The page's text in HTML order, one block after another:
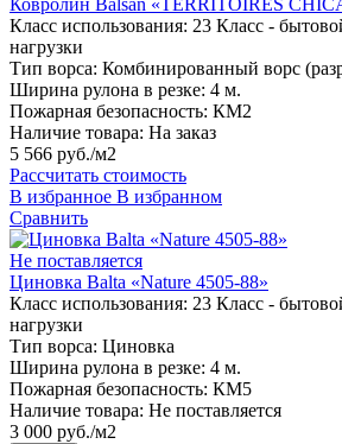
Ковролин Balsan «TERRITOIRES
Класс использования: 23 Класс -
нагрузки
Тип ворса: Комбинированный ворс
Ширина рулона в резке: 4 м.
Пожарная безопасность: КМ2
Наличие товара: На заказ
5 566 руб./м2
Рассчитать стоимость
В избранное В избранном
Сравнить
Не поставляется
Циновка Balta «Nature 4505-88»
Класс использования: 23 Класс -
нагрузки
Тип ворса: Циновка
Ширина рулона в резке: 4 м.
Пожарная безопасность: КМ5
Наличие товара: Не поставляется
3 000 руб./м2